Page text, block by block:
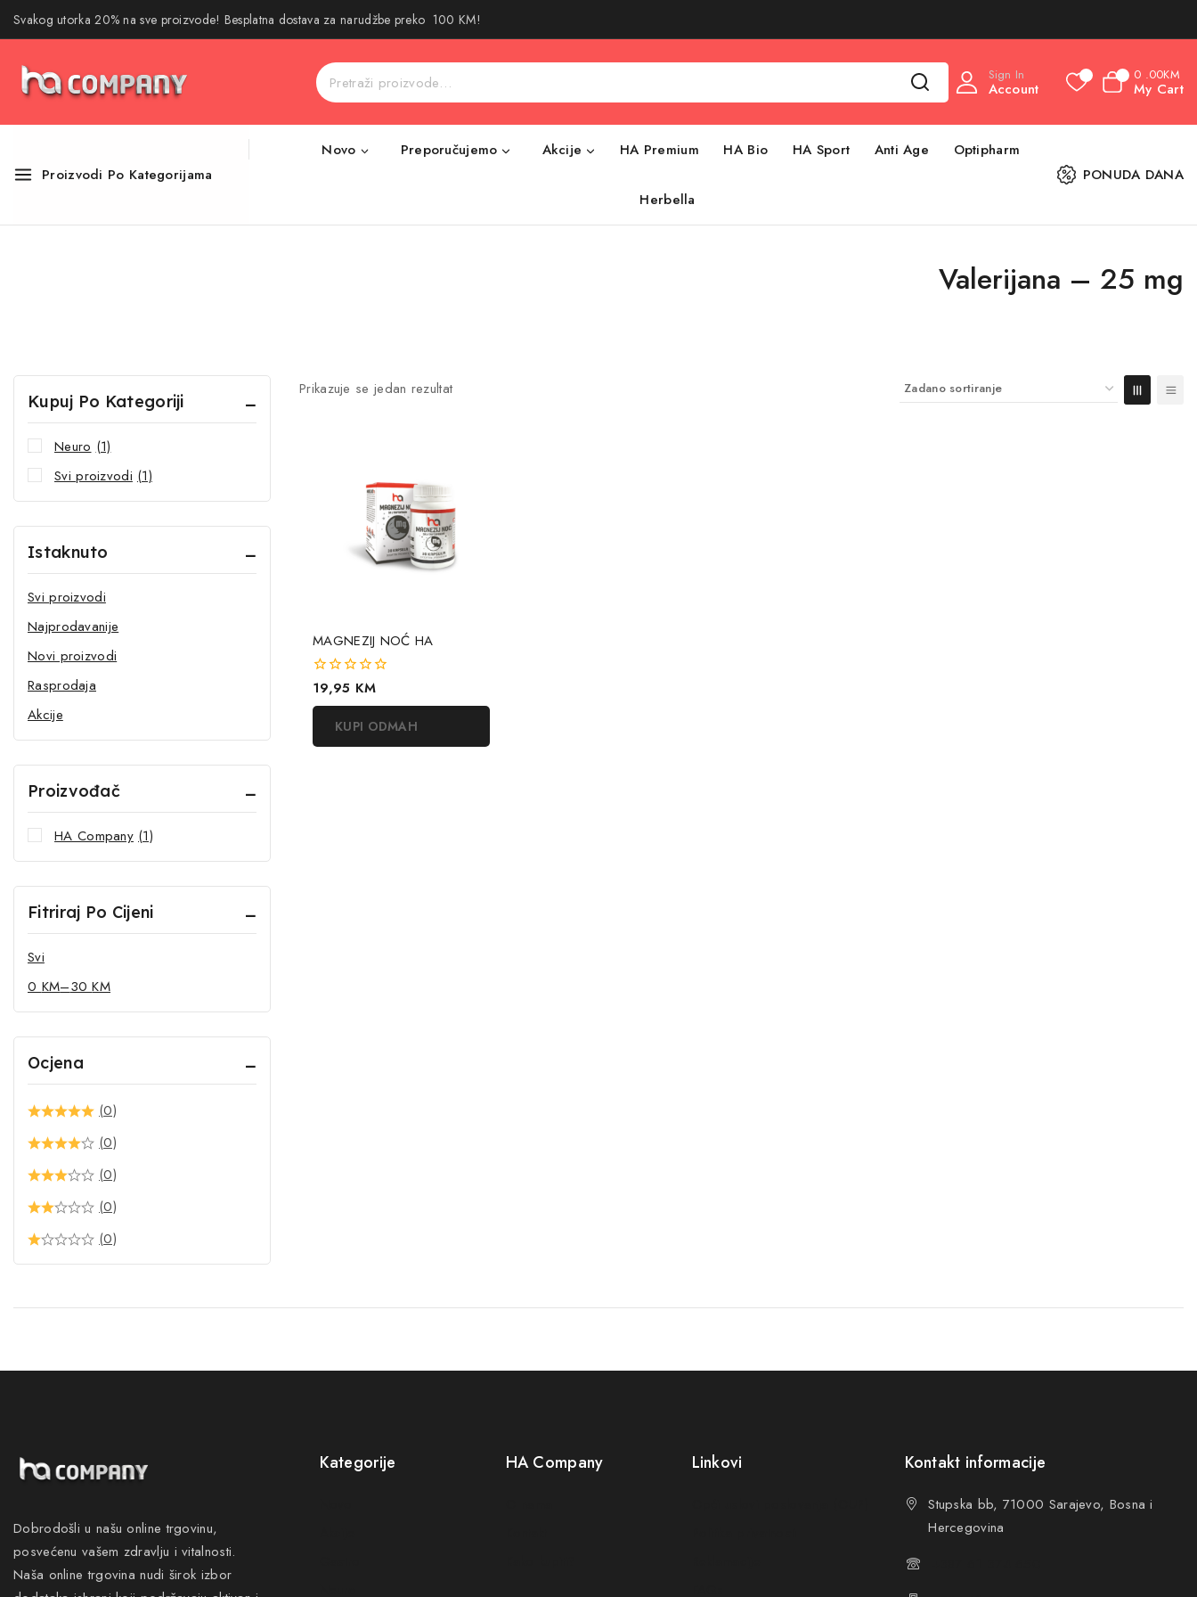
Svakog utorka 20% na sve proizvode! Besplatna dostava za narudžbe preko 100 KM!
Sign In
Account
0 0 0 .00KM
My Cart
Proizvodi Po Kategorijama
Novo Preporučujemo Akcije HA Premium HA Bio HA Sport Anti Age Optipharm
Herbella
PONUDA DANA
Valerijana – 25 mg
Prikazuje se jedan rezultat
MAGNEZIJ NOĆ HA
0
out
of
19,95 KM
KUPI ODMAH
Kupuj Po Kategoriji
Neuro (1)
Svi proizvodi (1)
Istaknuto
Svi proizvodi
Najprodavanije
Novi proizvodi
Rasprodaja
Akcije
Proizvođač
HA Company (1)
Fitriraj Po Cijeni
Svi
0 KM–30KM
Ocjena
(0)
(0)
(0)
(0)
(0)
Dobrodošli u našu online trgovinu,
posvećenu vašem zdravlju i vitalnosti.
Naša online trgovina nudi širok izbor
Kategorije HA Company Linkovi Kontakt informacije
Stupska bb, 71000 Sarajevo, Bosna i
Hercegovina